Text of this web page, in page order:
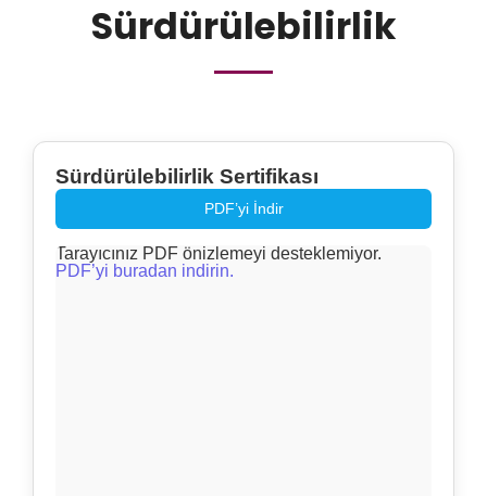
Sürdürülebilirlik
Sürdürülebilirlik Sertifikası
PDF’yi İndir
Tarayıcınız PDF önizlemeyi desteklemiyor.
PDF’yi buradan indirin.